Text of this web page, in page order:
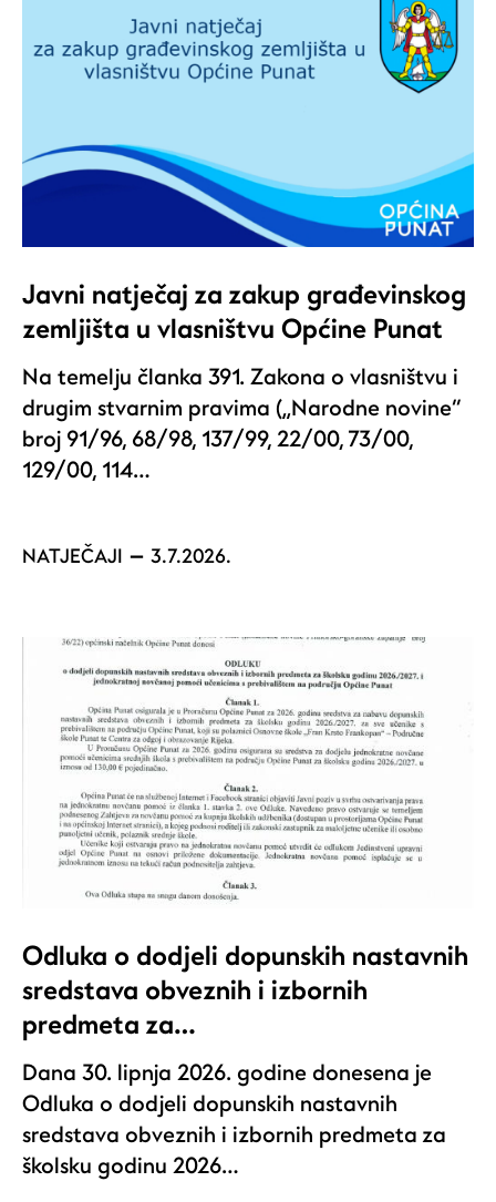
Javni natječaj za zakup građevinskog
zemljišta u vlasništvu Općine Punat
Na temelju članka 391. Zakona o vlasništvu i
drugim stvarnim pravima („Narodne novine“
broj 91/96, 68/98, 137/99, 22/00, 73/00,
129/00, 114…
NATJEČAJI 3.7.2026.
Odluka o dodjeli dopunskih nastavnih
sredstava obveznih i izbornih
predmeta za…
Dana 30. lipnja 2026. godine donesena je
Odluka o dodjeli dopunskih nastavnih
sredstava obveznih i izbornih predmeta za
školsku godinu 2026…